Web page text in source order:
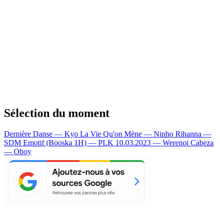
Sélection du moment
Dernière Danse — Kyo La Vie Qu'on Mène — Ninho Rihanna —
SDM Emotif (Booska 1H) — PLK 10.03.2023 — Werenoi Cabeza
— Oboy